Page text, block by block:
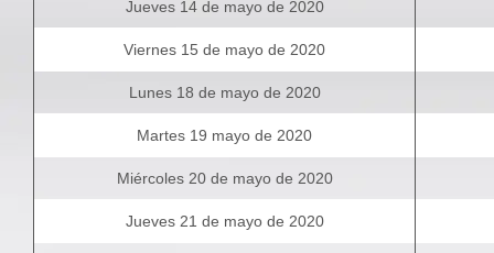
Jueves 14 de mayo de 2020
Viernes 15 de mayo de 2020
Lunes 18 de mayo de 2020
Martes 19 mayo de 2020
Miércoles 20 de mayo de 2020
Jueves 21 de mayo de 2020